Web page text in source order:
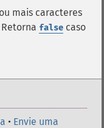
mais caracteres
false caso
• Envie uma